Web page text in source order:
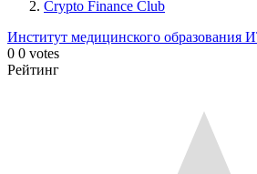
Crypto Finance Club
Институт медицинского образования
0 0 votes
Рейтинг